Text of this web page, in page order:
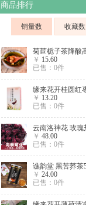
商品排行
销量数 收藏数
￥ 15.60
已售：0件
￥ 13.20
已售：0件
￥ 48.00
已售：0件
￥ 24.00
已售：0件